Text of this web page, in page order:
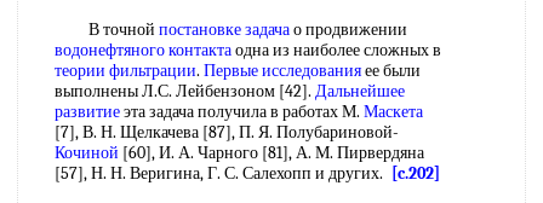
В точной постановке задачао продвижении
водонефтяного контактаодна из наиболее сложных в
теории фильтрации. Первые исследованияее были
выполнены Л.С. Лейбензоном [42]. Дальнейшее
развитиеэта задача получила в работах М. Маскета
[7], В. Н. Щелкачева [87], П. Я. Полубариновой-
Кочиной [60], И. А. Чарного [81], А. М. Пирвердяна
[57], Н. Н. Веригина, Г. С. Салехопп и других.
[c.202]